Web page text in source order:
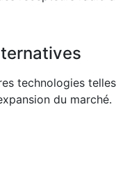
technologies
du marché.